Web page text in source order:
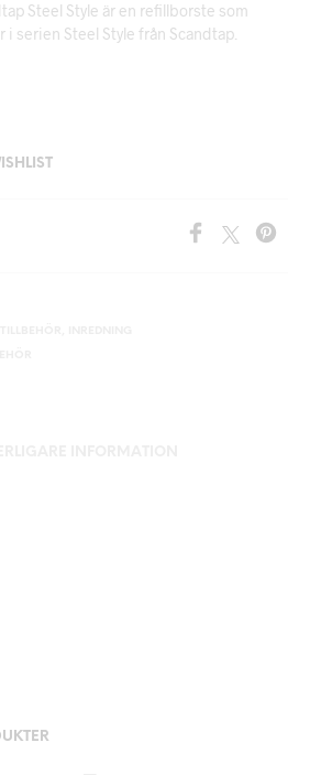
Steel Style är en refillborste som
serien Steel Style från Scandtap.